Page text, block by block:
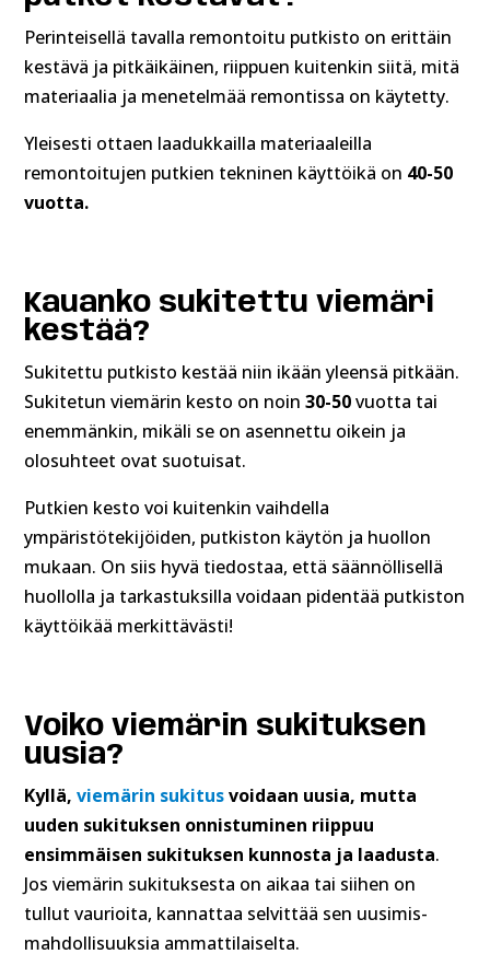
Perinteisellä tavalla remontoitu putkisto on erittäin
kestävä ja pitkäikäinen, riippuen kuitenkin siitä, mitä
materiaalia ja menetelmää remontissa on käytetty.
Yleisesti ottaen laadukkailla materiaaleilla
remontoitujen putkien tekninen käyttöikä on 40-50
vuotta.
Kauanko sukitettu viemäri
kestää?
Sukitettu putkisto kestää niin ikään yleensä pitkään.
Sukitetun viemärin kesto on noin30-50vuotta tai
enemmänkin, mikäli se on asennettu oikein ja
olosuhteet ovat suotuisat.
Putkien kesto voi kuitenkin vaihdella
ympäristötekijöiden, putkiston käytön ja huollon
mukaan. On siis hyvä tiedostaa, että säännöllisellä
huollolla ja tarkastuksilla voidaan pidentää putkiston
käyttöikää merkittävästi!
Voiko viemärin sukituksen
uusia?
Kyllä,viemärin sukitusvoidaan uusia, mutta
uuden sukituksen onnistuminen riippuu
ensimmäisen sukituksen kunnosta ja laadusta.
Jos viemärin sukituksesta on aikaa tai siihen on
tullut vaurioita, kannattaa selvittää sen uusimis-
mahdollisuuksia ammattilaiselta.